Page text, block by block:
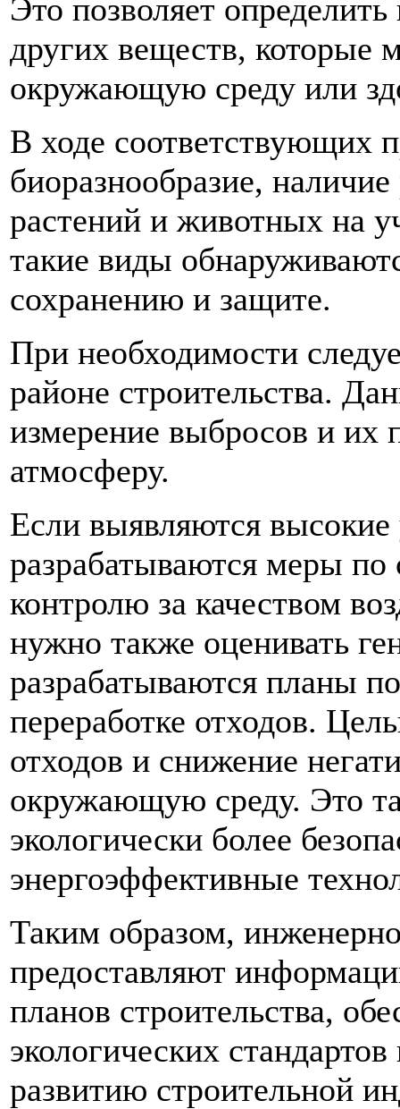
Это позволяет
других веществ, которые
окружающую среду или
В ходе соответствующих
биоразнообразие,
растений и животных на
такие виды
сохранению и защите.
При необходимости
районе строительства.
измерение выбросов и их
атмосферу.
Если выявляются высокие
разрабатываются меры
контролю за качеством
нужно также оценивать
разрабатываются планы
переработке отходов.
отходов и снижение
окружающую среду. Это
экологически более
энергоэффективные
Таким образом,
предоставляют
планов строительства,
экологических
развитию строительной